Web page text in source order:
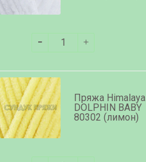
Пряжа Himalaya
DOLPHIN BABY
80302 (лимон)